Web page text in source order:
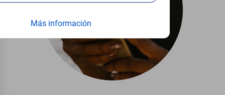
Más información